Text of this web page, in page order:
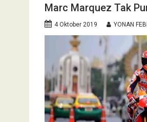
Marc Marquez Tak
4 Oktober 2019 YONAN